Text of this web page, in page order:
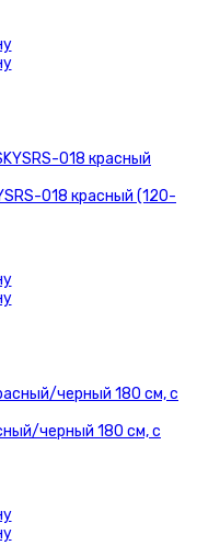
018 красный (120-
черный 180 см, с